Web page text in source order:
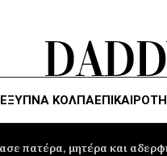
ΈΞΥΠΝΑ ΚΌΛΠΑ
πατέρα, μητέρα και